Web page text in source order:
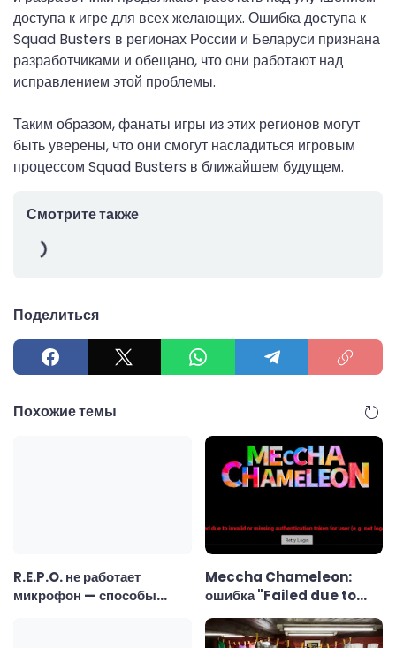
доступа к игре для всех желающих. Ошибка доступа к
Squad Busters в регионах России и Беларуси признана
разработчиками и обещано, что они работают над
исправлением этой проблемы.
Таким образом, фанаты игры из этих регионов могут
быть уверены, что они смогут насладиться игровым
процессом Squad Busters в ближайшем будущем.
Смотрите также
Поделиться
Похожие темы
R.E.P.O. не работает
микрофон — способы
Meccha Chameleon:
ошибка "Failed due to
invalid or missing
authentication token" —